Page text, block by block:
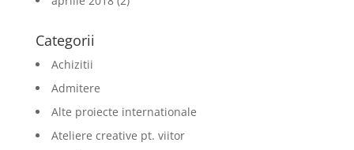
Categorii
Achizitii
Admitere
Alte proiecte internationale
Ateliere creative pt. viitor